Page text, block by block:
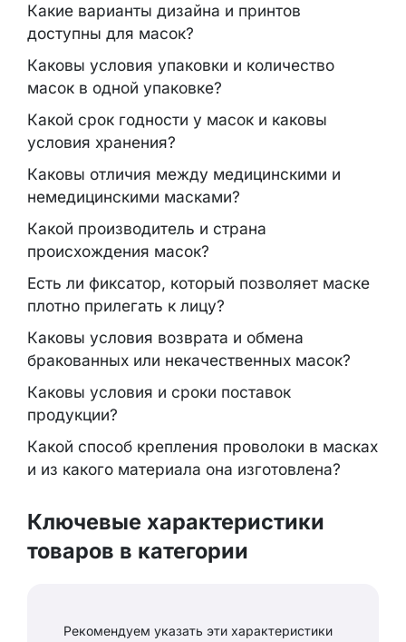
Какие варианты дизайна и принтов
доступны для масок?
Каковы условия упаковки и количество
масок в одной упаковке?
Какой срок годности у масок и каковы
условия хранения?
Каковы отличия между медицинскими и
немедицинскими масками?
Какой производитель и страна
происхождения масок?
Есть ли фиксатор, который позволяет маске
плотно прилегать к лицу?
Каковы условия возврата и обмена
бракованных или некачественных масок?
Каковы условия и сроки поставок
продукции?
Какой способ крепления проволоки в масках
и из какого материала она изготовлена?
Ключевые характеристики
товаров в категории
Рекомендуем указать эти характеристики